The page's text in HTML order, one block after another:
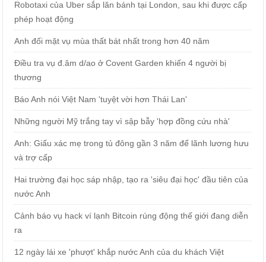
Robotaxi của Uber sắp lăn bánh tại London, sau khi được cấp
phép hoạt động
Anh đối mặt vụ mùa thất bát nhất trong hơn 40 năm
Điều tra vụ đ.âm d/ao ở Covent Garden khiến 4 người bị
thương
Báo Anh nói Việt Nam 'tuyệt vời hơn Thái Lan'
Những người Mỹ trắng tay vì sập bẫy 'hợp đồng cứu nhà'
Anh: Giấu xác mẹ trong tủ đông gần 3 năm để lãnh lương hưu
và trợ cấp
Hai trường đại học sáp nhập, tạo ra 'siêu đại học' đầu tiên của
nước Anh
Cảnh báo vụ hack ví lạnh Bitcoin rúng động thế giới đang diễn
ra
12 ngày lái xe 'phượt' khắp nước Anh của du khách Việt